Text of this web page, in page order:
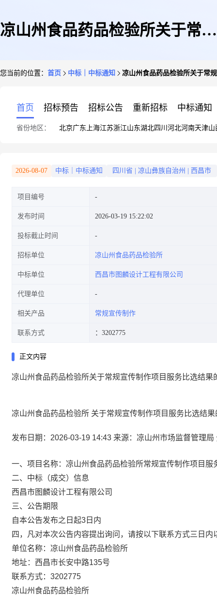
凉山州食品药品检验所关于常规
您当前的位置： 首页 中标｜中标通知 凉山州食品药品检验所关于常
首页 招标预告 招标公告 重新招标 中标通知
省份地区： 北京广东 上海江苏浙江山东湖北四川 河北河南天津山
2026-08-07 中标｜中标通知 四川省 凉山彝族自治州 西昌市
项目编号
发布时间 2026-03-19 15:22:02
投标截止时间
招标单位 凉山州食品药品检验所
中标单位 西昌市图麟设计工程有限公司
代理单位
相关产品 常规宣传制作
联系方式 ：3202775
正文内容
凉山州食品药品检验所关于常规宣传制作项目服务比选结果
凉山州食品药品检验所 关于常规宣传制作项目服务比选结果
发布日期：2026-03-19 14:43 来源：凉山州市场监督管理局
一、项目名称：凉山州食品药品检验所常规宣传制作项目服
二、中标（成交）信息
西昌市图麟设计工程有限公司
三、公告期限
自本公告发布之日起3日内
四，凡对本次公告内容提出询问，请按以下联系方式三日内
单位名称：凉山州食品药品检验所
地址：西昌市长安中路135号
联系方式：3202775
凉山州食品药品检验所